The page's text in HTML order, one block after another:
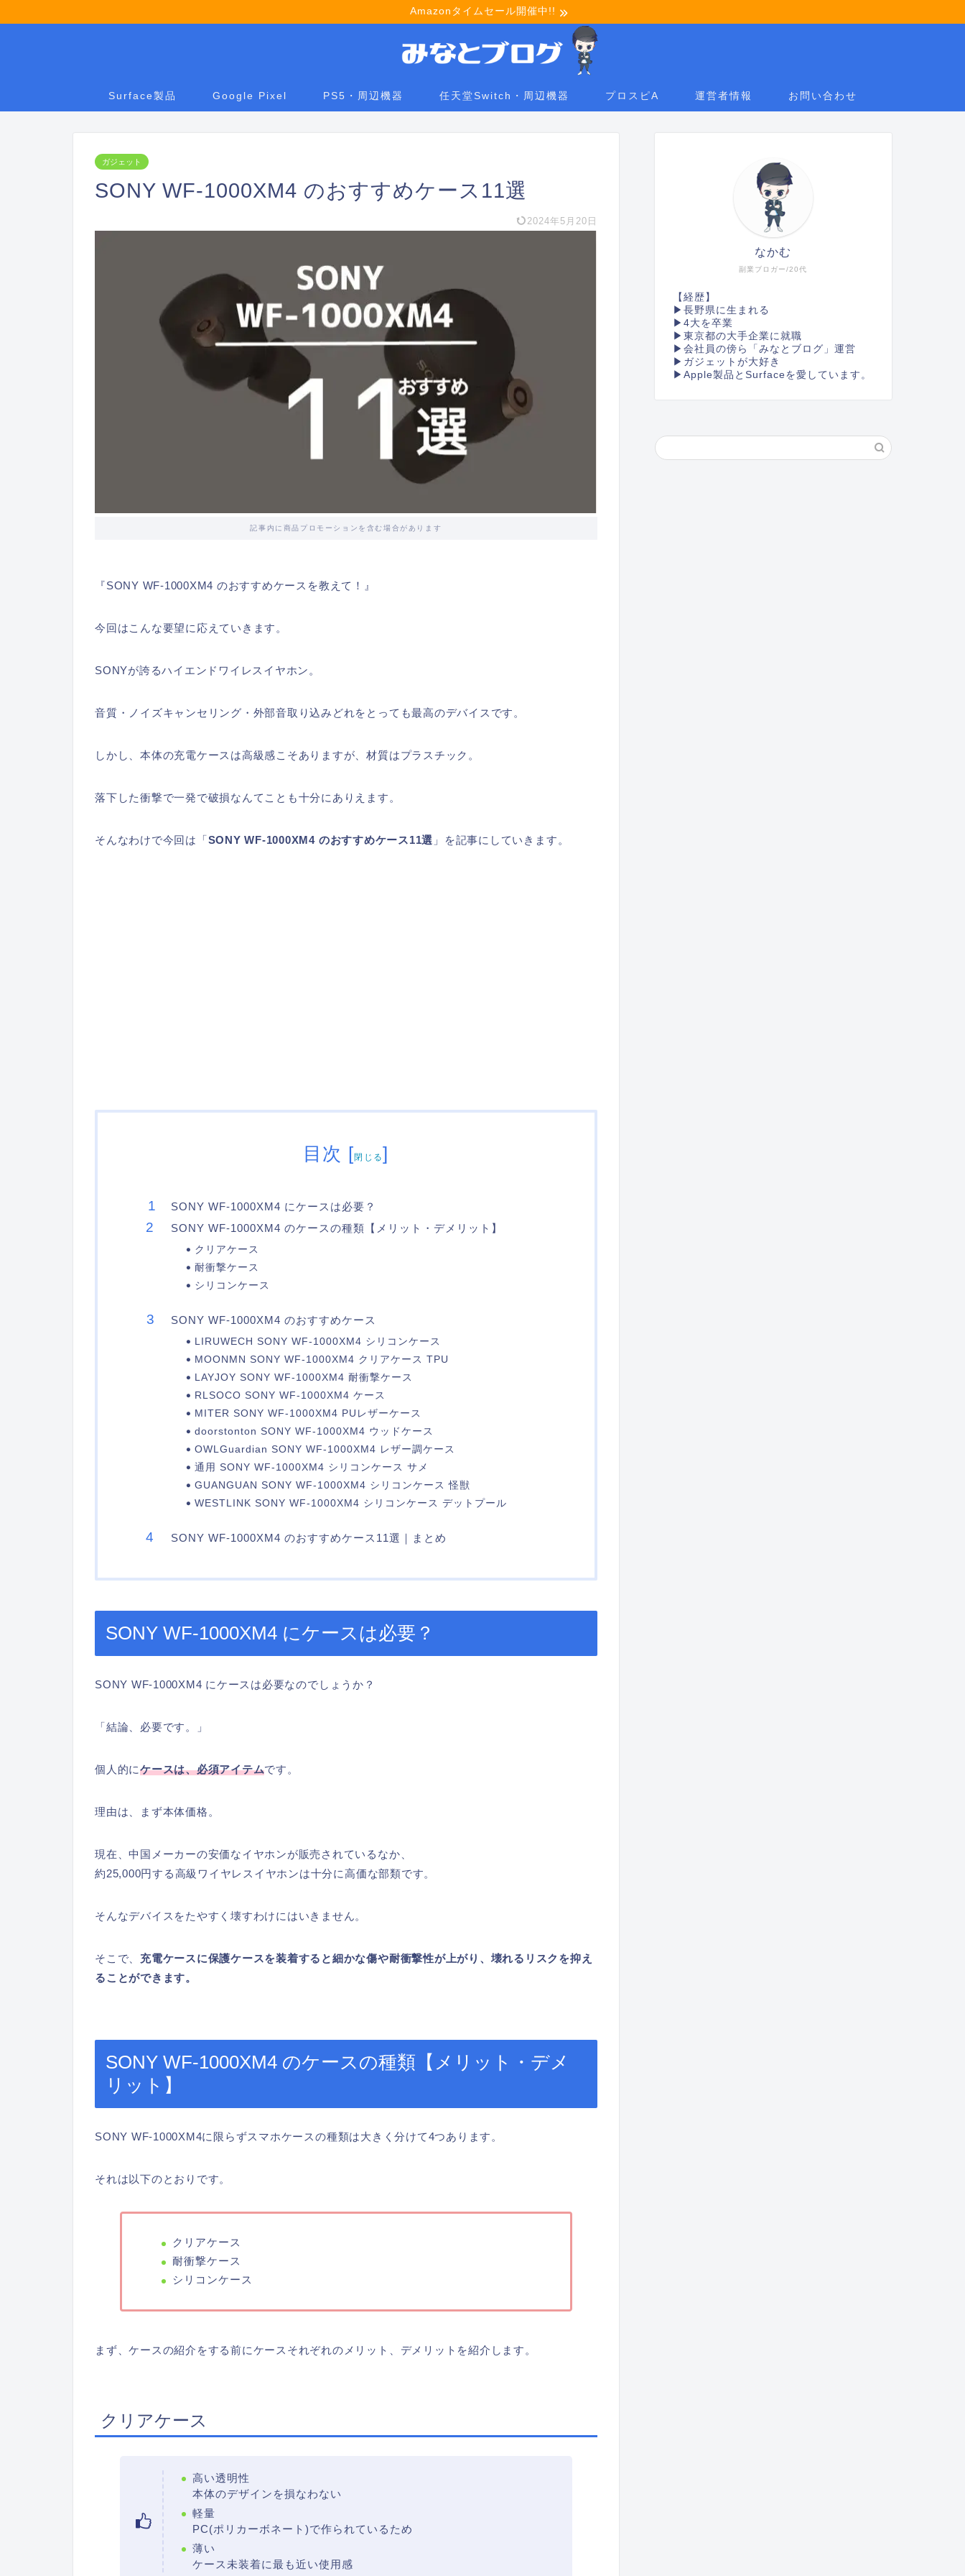
Amazonタイムセール開催中!!
Surface製品 Google Pixel PS5・周辺機器 任天堂Switch・周辺機器 プロスピA 運営者情報 お問い合わせ
ガジェット
SONY WF-1000XM4 のおすすめケース11選
2024年5月20日
記事内に商品プロモーションを含む場合があります
『SONY WF-1000XM4 のおすすめケースを教えて！』
今回はこんな要望に応えていきます。
SONYが誇るハイエンドワイレスイヤホン。
音質・ノイズキャンセリング・外部音取り込みどれをとっても最高のデバイスです。
しかし、本体の充電ケースは高級感こそありますが、材質はプラスチック。
落下した衝撃で一発で破損なんてことも十分にありえます。
そんなわけで今回は「SONY WF-1000XM4 のおすすめケース11選 」を記事にしていきます。
目次 [閉じる]
SONY WF-1000XM4 にケースは必要？
SONY WF-1000XM4 のケースの種類【メリット・デメリット】
クリアケース
耐衝撃ケース
シリコンケース
SONY WF-1000XM4 のおすすめケース
LIRUWECH SONY WF-1000XM4 シリコンケース
MOONMN SONY WF-1000XM4 クリアケース TPU
LAYJOY SONY WF-1000XM4 耐衝撃ケース
RLSOCO SONY WF-1000XM4 ケース
MITER SONY WF-1000XM4 PUレザーケース
doorstonton SONY WF-1000XM4 ウッドケース
OWLGuardian SONY WF-1000XM4 レザー調ケース
通用 SONY WF-1000XM4 シリコンケース サメ
GUANGUAN SONY WF-1000XM4 シリコンケース 怪獣
WESTLINK SONY WF-1000XM4 シリコンケース デットプール
SONY WF-1000XM4 のおすすめケース11選｜まとめ
SONY WF-1000XM4 にケースは必要？
SONY WF-1000XM4 にケースは必要なのでしょうか？
「結論、必要です。」
個人的にケースは、必須アイテムです。
理由は、まず本体価格。
現在、中国メーカーの安価なイヤホンが販売されているなか、
約25,000円する高級ワイヤレスイヤホンは十分に高価な部類です。
そんなデバイスをたやすく壊すわけにはいきません。
そこで、 充電ケースに保護ケースを装着すると細かな傷や耐衝撃性が上がり、壊れるリスクを抑え
ることができます。
SONY WF-1000XM4 のケースの種類【メリット・デメ
リット】
SONY WF-1000XM4に限らずスマホケースの種類は大きく分けて4つあります。
それは以下のとおりです。
クリアケース
耐衝撃ケース
シリコンケース
まず、ケースの紹介をする前にケースそれぞれのメリット、デメリットを紹介します。
クリアケース
高い透明性
本体のデザインを損なわない
軽量
PC(ポリカーボネート)で作られているため
薄い
ケース未装着に最も近い使用感
副業ブロガー/20代
なかむ
【経歴】
▶長野県に生まれる
▶4大を卒業
▶東京都の大手企業に就職
▶会社員の傍ら「みなとブログ」運営
▶︎ガジェットが大好き
▶︎Apple製品とSurfaceを愛しています。